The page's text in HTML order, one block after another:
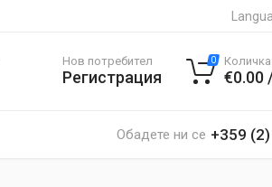
Обадете ни се +359
Нов потребител
Регистрация
0 Количка
€0.00